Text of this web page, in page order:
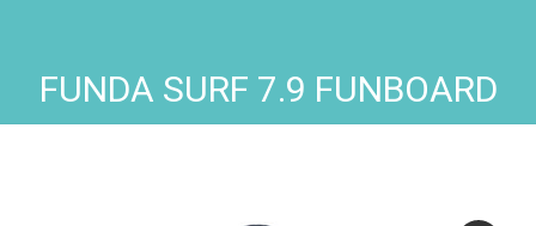
FUNDA SURF 7.9 FUNBOARD
You are here: